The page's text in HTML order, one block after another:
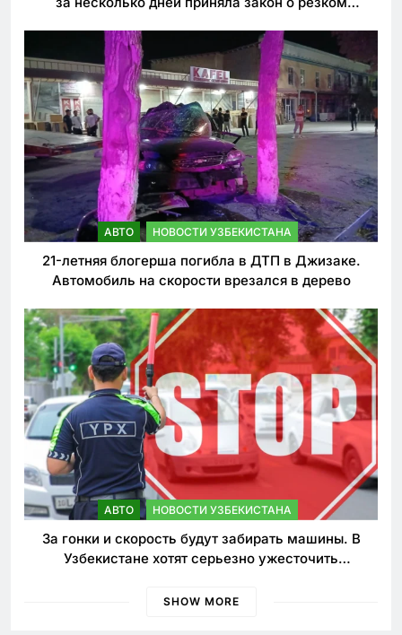
АВТО НОВОСТИ УЗБЕКИСТАНА
21-летняя блогерша погибла в ДТП в Джизаке.
Автомобиль на скорости врезался в дерево
АВТО НОВОСТИ УЗБЕКИСТАНА
За гонки и скорость будут забирать машины. В
Узбекистане хотят серьезно ужесточить
SHOW MORE